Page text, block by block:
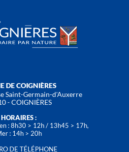
DE COIGNIÈRES
Saint-Germain-d'Auxerre
- COIGNIÈRES
HORAIRES :
: 8h30 > 12h / 13h45 > 17h,
: 14h > 20h
DE TÉLÉPHONE